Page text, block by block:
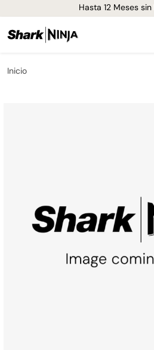
¡Envíos
Inicio